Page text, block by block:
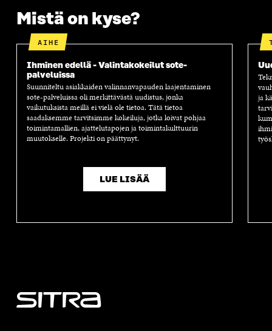
Mistä on kyse?
AIHE
Ihminen edellä - Valintakokeilut sote-
palveluissa
Suunniteltu asiakkaiden valinnanvapauden laajentaminen
sote-palveluissa oli merkittävästä uudistus, jonka
vaikutuksista meillä ei vielä ole tietoa. Tätä tietoa
saadaksemme tarvitsimme kokeiluja, jotka loivat pohjaa
toimintamallien, ajattelutapojen ja toimintakulttuurin
muutokselle. Projekti on päättynyt.
LUE LISÄÄ
ja